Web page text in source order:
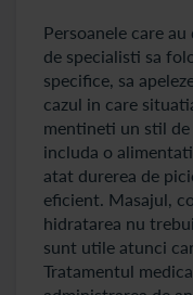
Persoanele care
de specialisti sa
specifice, sa
cazul in care
mentineti un stil de
includa o
atat durerea de
eficient. Masajul,
hidratarea nu
sunt utile atunci
Tratamentul